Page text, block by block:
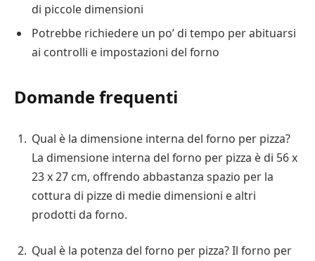
di piccole dimensioni
Potrebbe richiedere un po’ di tempo per abituarsi
ai controlli e impostazioni del forno
Domande frequenti
Qual è la dimensione interna del forno per pizza?
La dimensione interna del forno per pizza è di 56 x
23 x 27 cm, offrendo abbastanza spazio per la
cottura di pizze di medie dimensioni e altri
prodotti da forno.
Qual è la potenza del forno per pizza? Il forno per